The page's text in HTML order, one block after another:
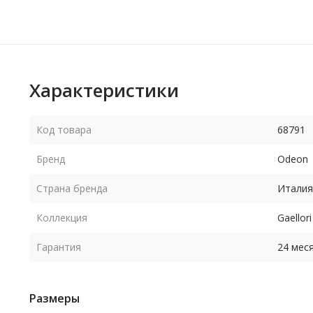
Характеристики
Код товара 68791
Бренд Odeon
Страна бренда Италия
Коллекция Gaellori
Гарантия 24
Размеры